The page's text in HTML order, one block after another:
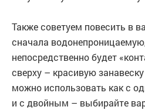
Также советуем повесить в
сначала
непосредственно будет
сверху – красивую
можно использовать как с
и с двойным – выбирайте